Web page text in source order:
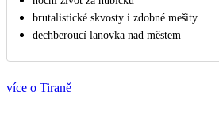
brutalistické skvosty i zdobné mešity
dechberoucí lanovka nad městem
více o Tiraně